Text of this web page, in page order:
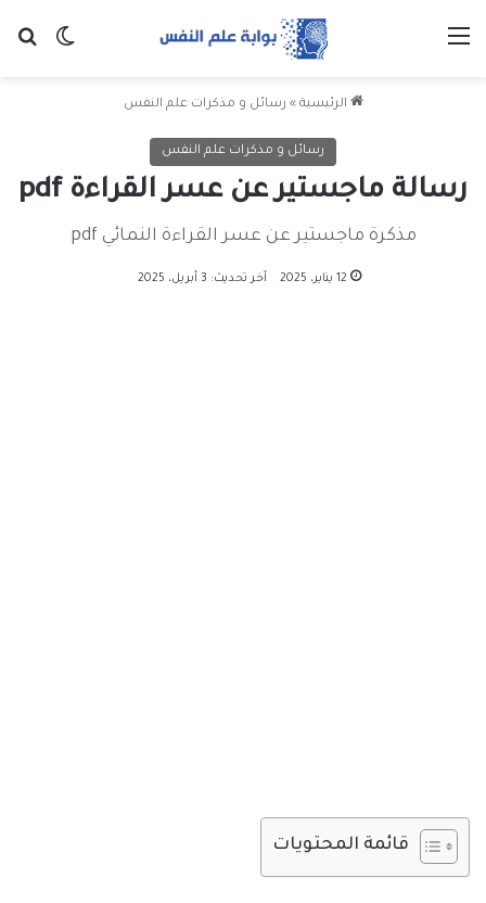
الرئيسية » رسائل و مذكرات علم النفس
رسائل و مذكرات علم النفس
رسالة ماجستير عن عسر القراءة pdf
مذكرة ماجستير عن عسر القراءة النمائي pdf
12 يناير، 2025 آخر تحديث: 3 أبريل، 2025
قائمة المحتويات